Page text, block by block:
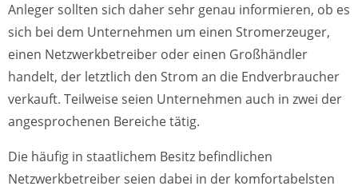
Anleger sollten sich daher sehr genau informieren, ob es
sich bei dem Unternehmen um einen Stromerzeuger,
einen Netzwerkbetreiber oder einen Großhändler
handelt, der letztlich den Strom an die Endverbraucher
verkauft. Teilweise seien Unternehmen auch in zwei der
angesprochenen Bereiche tätig.
Die häufig in staatlichem Besitz befindlichen
Netzwerkbetreiber seien dabei in der komfortabelsten